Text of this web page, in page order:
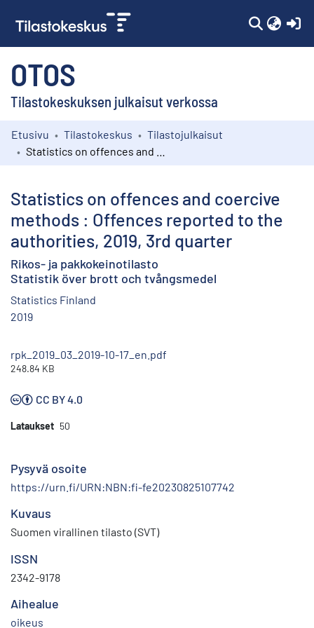
OTOS
Tilastokeskuksen julkaisut verkossa
Kokoelmat
Etusivu Tilastokeskus
Tilastojulkaisut
Statistics on offences and coercive
methods : Offences reported to the
authorities, 2019, 3rd quarter
Rikos- ja pakkokeinotilasto
Statistik över brott och tvångsmedel
Statistics Finland
2019
rpk_2019_03_2019-10-17_en.pdf
248.84 KB
CC BY 4.0
Lataukset 50
Pysyvä osoite
https://urn.fi/URN:NBN:fi-fe20230825107742
Kuvaus
Suomen virallinen tilasto (SVT)
ISSN
2342-9178
Aihealue
oikeus